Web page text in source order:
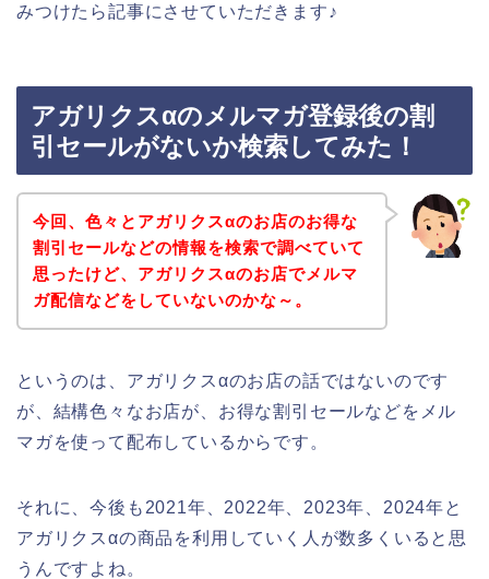
みつけたら記事にさせていただきます♪
アガリクスαのメルマガ登録後の割
引セールがないか検索してみた！
今回、色々とアガリクスαのお店のお得な
割引セールなどの情報を検索で調べていて
思ったけど、アガリクスαのお店でメルマ
ガ配信などをしていないのかな～。
というのは、アガリクスαのお店の話ではないのです
が、結構色々なお店が、お得な割引セールなどをメル
マガを使って配布しているからです。
それに、今後も2021年、2022年、2023年、2024年と
アガリクスαの商品を利用していく人が数多くいると思
うんですよね。